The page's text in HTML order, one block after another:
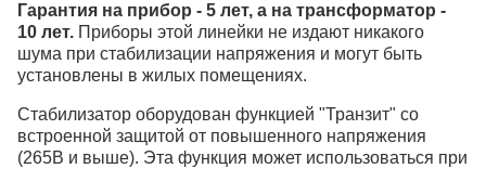
Гарантия на прибор - 5 лет, а на трансформатор -
10 лет. Приборы этой линейки не издают никакого
шума при стабилизации напряжения и могут быть
установлены в жилых помещениях.
Стабилизатор оборудован функцией "Транзит" со
встроенной защитой от повышенного напряжения
(265В и выше). Эта функция может использоваться при